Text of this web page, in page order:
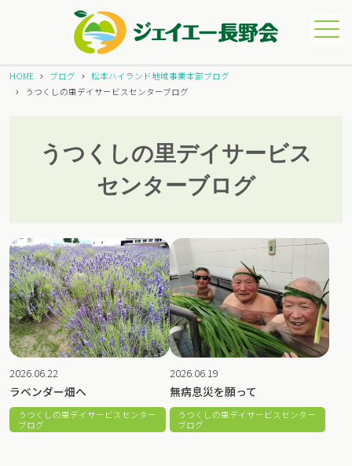
メニュー
HOME ブログ
松本ハイランド地域事業本部ブログ
うつくしの里デイサービスセンターブログ
うつくしの里デイサービス
センターブログ
ラベンダー畑へ
2026.06.22
うつくしの里デイサービスセンター
ブログ
無病息災を願って
2026.06.19
うつくしの里デイサービスセンター
ブログ